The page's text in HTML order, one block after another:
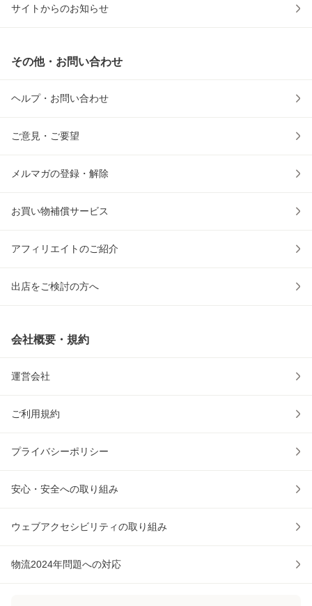
サイトからのお知らせ
その他・お問い合わせ
ヘルプ・お問い合わせ
ご意見・ご要望
メルマガの登録・解除
お買い物補償サービス
アフィリエイトのご紹介
出店をご検討の方へ
会社概要・規約
運営会社
ご利用規約
プライバシーポリシー
安心・安全への取り組み
ウェブアクセシビリティの取り組み
物流2024年問題への対応